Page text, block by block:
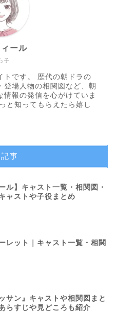
子
ール
トです。 歴代の朝ドラの
登場人物の相関図など、朝
情報の発信を心がけていま
と知ってもらえたら嬉し
事
ール】キャスト一覧・相関図・
ャストや子役まとめ
レット｜キャスト一覧・相関
ッサン』キャストや相関図まと
らすじや見どころも紹介